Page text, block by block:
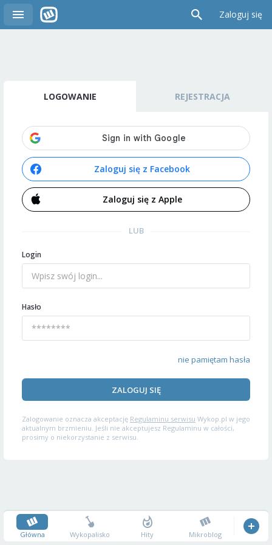
Zaloguj się
LOGOWANIE REJESTRACJA
Zaloguj się z Facebook
Zaloguj się z Apple
LUB
Login
Hasło
nie pamiętam hasła
ZALOGUJ SIĘ
Zalogowanie oznacza akceptację Regulaminu serwisu Wykop.pl w jego
aktualnym brzmieniu. Jeśli nie akceptujesz Regulaminu w całości,
prosimy o niekorzystanie z serwisu.
Główna Wykopalisko Hity Mikroblog